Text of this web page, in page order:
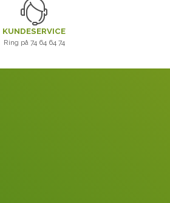
KUNDESERVICE
Ring på 74 64 64 74